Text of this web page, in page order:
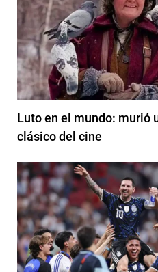
Luto en el mundo: murió
clásico del cine